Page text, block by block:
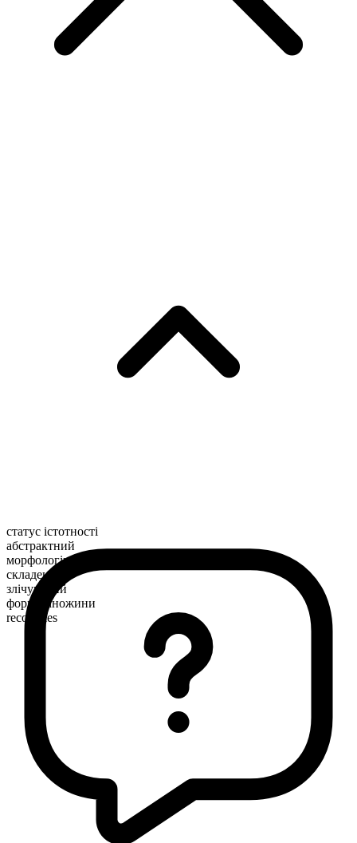
статус істотності
абстрактний
морфологічна будова
складене
злічуваний
форма множини
recoveries